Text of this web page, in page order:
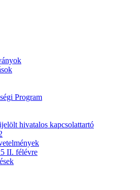
Program
hivatalos kapcsolattartó
II. félévre